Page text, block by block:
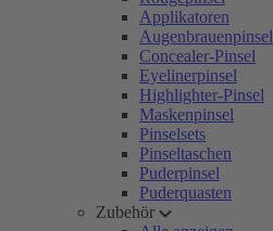
Applikatoren
Augenbrauenpinsel
Concealer-Pinsel
Eyelinerpinsel
Highlighter-Pinsel
Maskenpinsel
Pinselsets
Pinseltaschen
Puderpinsel
Puderquasten
Zubehör